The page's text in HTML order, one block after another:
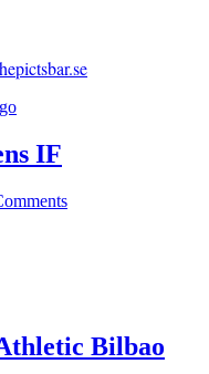
IF
Bilbao